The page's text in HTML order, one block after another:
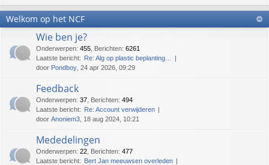
m
s
el re
er
Welkom op het NCF
Wie ben je?
Onderwerpen: 455 Berichten: 6261
Laatste bericht: Re: Alg op plastic beplanting…
door Pondboy , 24 apr 2026, 09:29
Feedback
Onderwerpen: 37 Berichten: 494
Laatste bericht: Re: Account verwijderen
door Anoniem3 , 18 aug 2024, 10:21
Mededelingen
Onderwerpen: 22 Berichten: 477
Laatste bericht: Bert Jan meeuwsen overleden